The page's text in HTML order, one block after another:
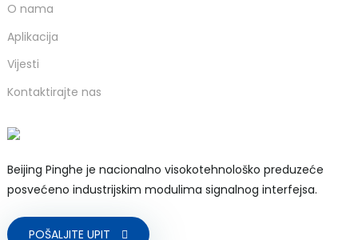
O nama
Aplikacija
Vijesti
Kontaktirajte nas
Beijing Pinghe je nacionalno visokotehnološko preduzeće
posvećeno industrijskim modulima signalnog interfejsa.
POŠALJITE UPIT